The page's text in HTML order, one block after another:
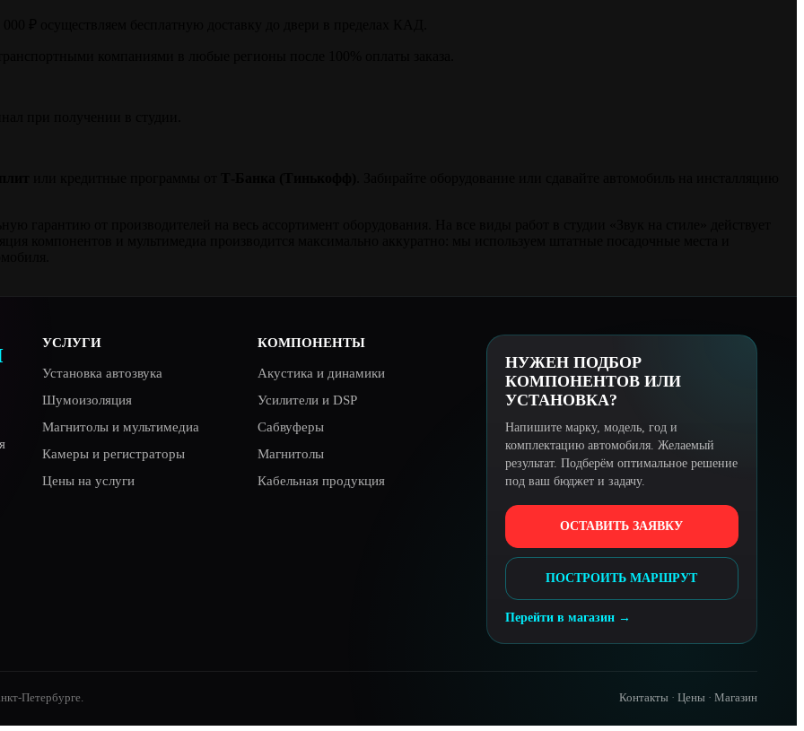
УСЛУГИ
Установка автозвука
Шумоизоляция
Магнитолы и мультимедиа
Камеры и регистраторы
Цены на услуги
КОМПОНЕНТЫ
Акустика и динамики
Усилители и DSP
Сабвуферы
Магнитолы
Кабельная продукция
НУЖЕН ПОДБОР
КОМПОНЕНТОВ ИЛИ
УСТАНОВКА?
Напишите марку, модель, год и
комплектацию автомобиля. Желаемый
результат. Подберём оптимальное решение
под ваш бюджет и задачу.
ОСТАВИТЬ ЗАЯВКУ
ПОСТРОИТЬ МАРШРУТ
Перейти в магазин →
Петербурге. Контакты · Цены · Магазин